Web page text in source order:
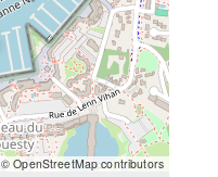
© OpenStreetMap contributors